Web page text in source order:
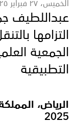
الخميس، ٢٧ فبراير ٢٠٢٥
عبداللطيف
التزامها
الجمعية
التطبيقية
2025